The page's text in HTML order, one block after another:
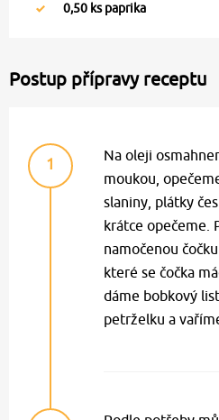
0,50 ks paprika
Postup přípravy receptu
1
Na oleji
moukou,
slaniny, plátky
krátce opečeme.
namočenou
které se čočka
dáme bobkový
petrželku a